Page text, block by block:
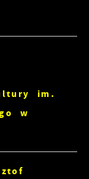
im.
w